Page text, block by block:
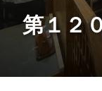
第１２